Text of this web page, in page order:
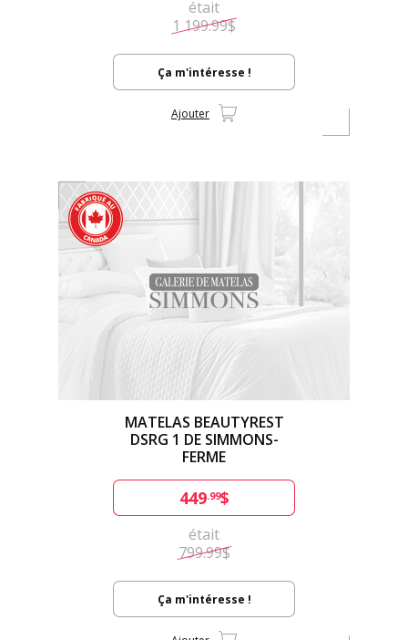
était
1 199.99$
Ça m'intéresse !
Ajouter
MATELAS BEAUTYREST
DSRG 1 DE SIMMONS-
FERME
449.99$
était
799.99$
Ça m'intéresse !